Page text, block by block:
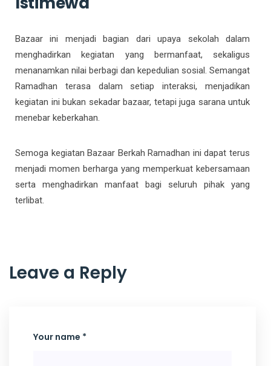
Bazaar ini menjadi bagian dari upaya sekolah dalam
menghadirkan kegiatan yang bermanfaat, sekaligus
menanamkan nilai berbagi dan kepedulian sosial. Semangat
Ramadhan terasa dalam setiap interaksi, menjadikan
kegiatan ini bukan sekadar bazaar, tetapi juga sarana untuk
menebar keberkahan.
Semoga kegiatan Bazaar Berkah Ramadhan ini dapat terus
menjadi momen berharga yang memperkuat kebersamaan
serta menghadirkan manfaat bagi seluruh pihak yang
terlibat.
Leave a Reply
Your name *